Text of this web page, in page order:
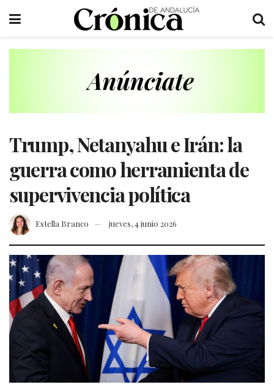
Trump, Netanyahu e Irán: la
guerra como herramienta de
supervivencia política
Estella Branco jueves, 4 junio 2026